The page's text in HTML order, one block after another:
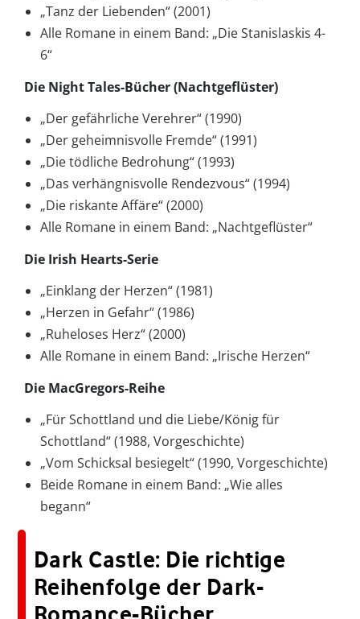
„Tanz der Liebenden“ (2001)
Alle Romane in einem Band: „Die Stanislaskis 4-
6“
Die Night Tales-Bücher (Nachtgeflüster)
„Der gefährliche Verehrer“ (1990)
„Der geheimnisvolle Fremde“ (1991)
„Die tödliche Bedrohung“ (1993)
„Das verhängnisvolle Rendezvous“ (1994)
„Die riskante Affäre“ (2000)
Alle Romane in einem Band: „Nachtgeflüster“
Die Irish Hearts-Serie
„Einklang der Herzen“ (1981)
„Herzen in Gefahr“ (1986)
„Ruheloses Herz“ (2000)
Alle Romane in einem Band: „Irische Herzen“
Die MacGregors-Reihe
„Für Schottland und die Liebe/König für
Schottland“ (1988, Vorgeschichte)
„Vom Schicksal besiegelt“ (1990, Vorgeschichte)
Beide Romane in einem Band: „Wie alles
begann“
Dark Castle: Die richtige
Reihenfolge der Dark-